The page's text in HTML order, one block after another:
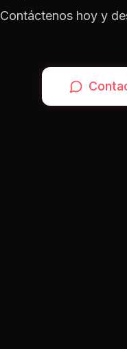
Contáctenos hoy y